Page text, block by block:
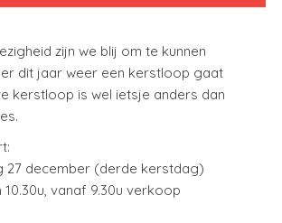
zijn we blij om te kunnen
dit jaar weer een kerstloop gaat
kerstloop is wel ietsje anders dan
27 december (derde kerstdag)
10.30u, vanaf 9.30u verkoop